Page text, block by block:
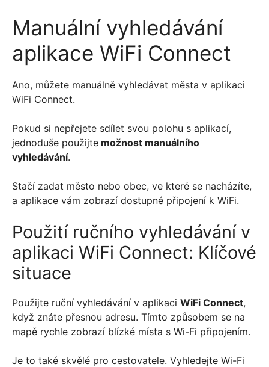
Manuální vyhledávání
aplikace WiFi Connect
Ano, můžete manuálně vyhledávat města v aplikaci
WiFi Connect.
Pokud si nepřejete sdílet svou polohu s aplikací,
jednoduše použijte možnost manuálního
vyhledávání.
Stačí zadat město nebo obec, ve které se nacházíte,
a aplikace vám zobrazí dostupné připojení k WiFi.
Použití ručního vyhledávání v
aplikaci WiFi Connect: Klíčové
situace
Použijte ruční vyhledávání v aplikaci WiFi Connect,
když znáte přesnou adresu. Tímto způsobem se na
mapě rychle zobrazí blízké místa s Wi-Fi připojením.
Je to také skvělé pro cestovatele. Vyhledejte Wi-Fi